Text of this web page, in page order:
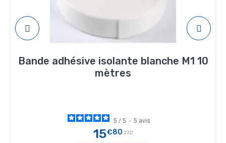
Bande adhésive isolante blanche M1 10
mètres
5 / 5 - 5 avis
15€80 TTC